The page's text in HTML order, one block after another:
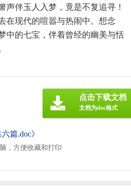
声伴玉人入梦，竟是不复追寻！
在现代的喧嚣与热闹中。想念
中的七宝，伴着曾经的幽美与恬
篇.doc》
，方便收藏和打印
点击下载文档
文档为doc格式